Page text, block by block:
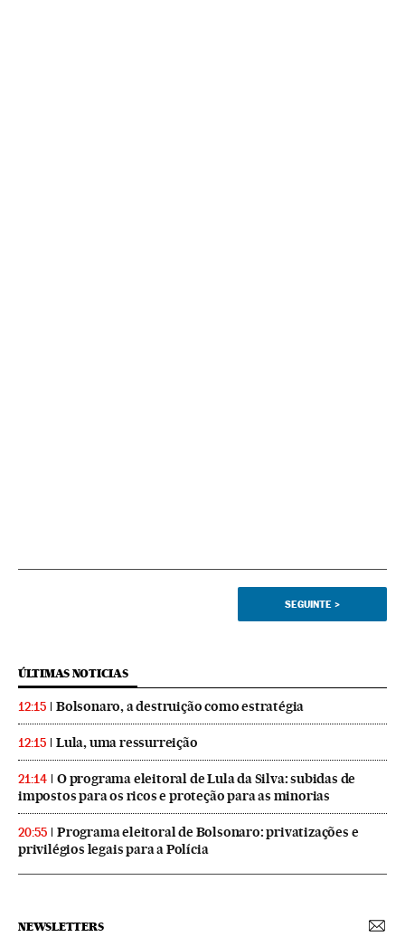
SEGUINTE >
ÚLTIMAS NOTICIAS
12:15 Bolsonaro, a destruição como estratégia
12:15 Lula, uma ressurreição
21:14
O programa eleitoral de Lula da Silva: subidas de
impostos para os ricos e proteção para as minorias
20:55
Programa eleitoral de Bolsonaro: privatizações e
privilégios legais para a Polícia
NEWSLETTERS